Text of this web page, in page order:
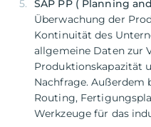
SAP PP ( Planning
Überwachung der
Kontinuität des
allgemeine Daten zur
Produktionskapazität
Nachfrage. Außerdem
Routing,
Werkzeuge für das